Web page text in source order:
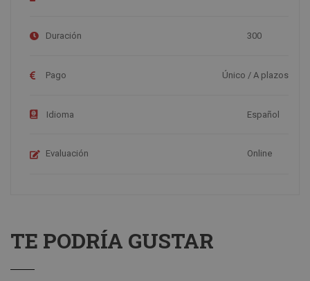
Duración 300
Pago Único / A plazos
Idioma Español
Evaluación Online
TE PODRÍA GUSTAR